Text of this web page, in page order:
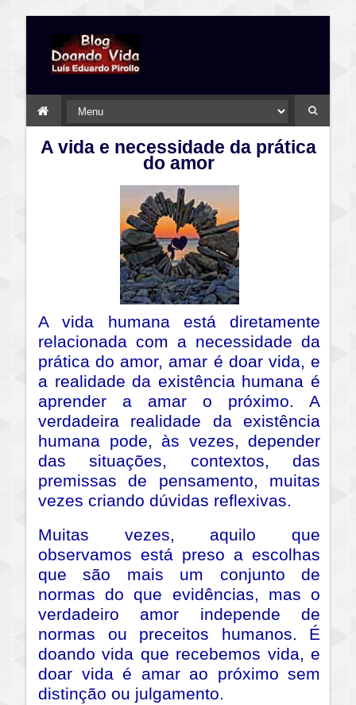
A vida e necessidade da prática
do amor
A vida humana está diretamente
relacionada com a necessidade da
prática do amor, amar é doar vida, e
a realidade da existência humana é
aprender a amar o próximo. A
verdadeira realidade da existência
humana pode, às vezes, depender
das situações, contextos, das
premissas de pensamento, muitas
vezes criando dúvidas reflexivas.
Muitas vezes, aquilo que
observamos está preso a escolhas
que são mais um conjunto de
normas do que evidências, mas o
verdadeiro amor independe de
normas ou preceitos humanos. É
doando vida que recebemos vida, e
doar vida é amar ao próximo sem
distinção ou julgamento.